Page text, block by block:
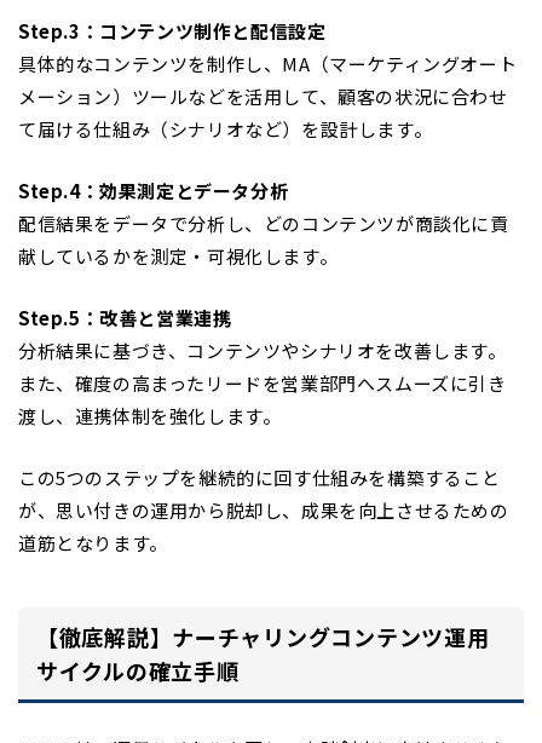
Step.3：コンテンツ制作と配信設定
具体的なコンテンツを制作し、MA（マーケティングオート
メーション）ツールなどを活用して、顧客の状況に合わせ
て届ける仕組み（シナリオなど）を設計します。
Step.4：効果測定とデータ分析
配信結果をデータで分析し、どのコンテンツが商談化に貢
献しているかを測定・可視化します。
Step.5：改善と営業連携
分析結果に基づき、コンテンツやシナリオを改善します。
また、確度の高まったリードを営業部門へスムーズに引き
渡し、連携体制を強化します。
この5つのステップを継続的に回す仕組みを構築すること
が、思い付きの運用から脱却し、成果を向上させるための
道筋となります。
【徹底解説】ナーチャリングコンテンツ運用
サイクルの確立手順